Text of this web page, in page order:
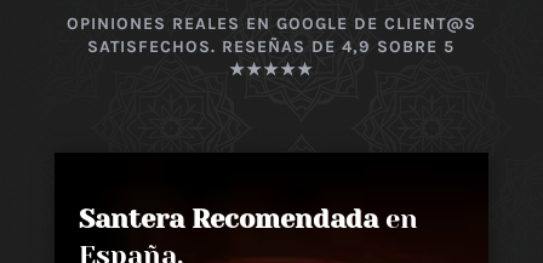
OPINIONES REALES EN GOOGLE DE CLIENT@S
SATISFECHOS. RESEÑAS DE 4,9 SOBRE 5
★★★★★
Santera Recomendadaen
España,